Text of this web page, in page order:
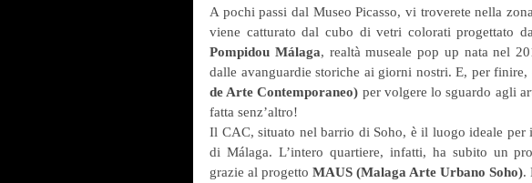
A pochi passi dal Museo Picasso, vi troverete nella
viene catturato dal cubo di vetri colorati progettato
Pompidou Málaga, realtà museale pop up nata nel
dalle avanguardie storiche ai giorni nostri. E, per
de Arte Contemporaneo) per volgere lo sguardo agli
fatta senz’altro!
Il CAC, situato nel barrio di Soho, è il luogo ideale per
di Málaga. L’intero quartiere, infatti, ha subito un
grazie al progetto MAUS (Malaga Arte Urbano Soho).